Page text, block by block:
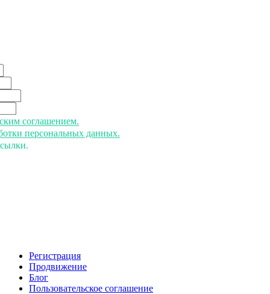
соглашением.
персональных данных.
Регистрация
Продвижение
Блог
Пользовательское соглашение